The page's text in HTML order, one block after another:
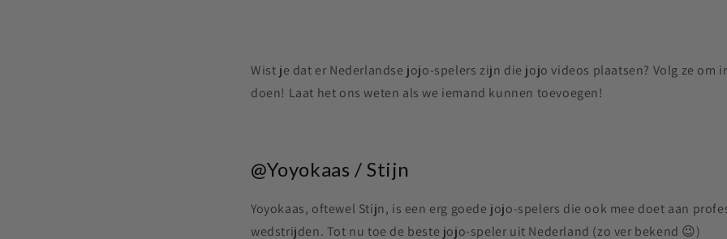
Wist je dat er Nederlandse jojo-spelers zijn die jojo videos plaatsen? Volg ze om
doen! Laat het ons weten als we iemand kunnen toevoegen!
@Yoyokaas / Stijn
Yoyokaas, oftewel Stijn, is een erg goede jojo-spelers die ook mee doet aan
wedstrijden. Tot nu toe de beste jojo-speler uit Nederland (zo ver bekend 😉)